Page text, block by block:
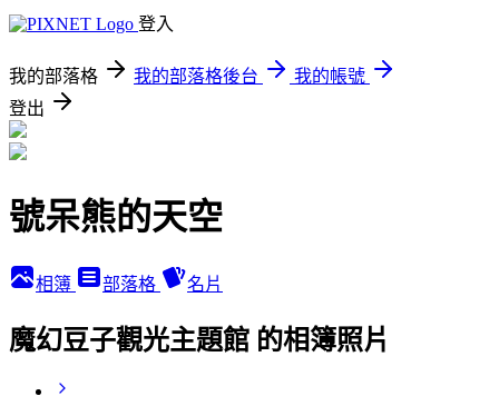
登入
我的部落格 我的部落格後台
我的帳號
登出
號呆熊的天空
相簿 部落格 名片
魔幻豆子觀光主題館 的相簿照片